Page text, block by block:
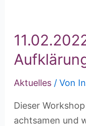
Aktuelles/ Von
Dieser
achtsamen und